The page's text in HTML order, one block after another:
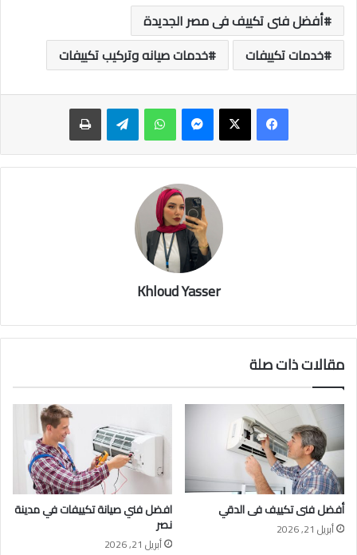
أفضل فنى تكييف فى مصر الجديدة
خدمات تكييفات
خدمات صيانه وتركيب تكييفات
ماسنجر واتساب تيلقرام طباعة
Khloud Yasser
مقالات ذات صلة
أفضل فنى تكييف فى الدقي
أبريل 21, 2026
افضل فني صيانة تكييفات في مدينة
نصر
أبريل 21, 2026